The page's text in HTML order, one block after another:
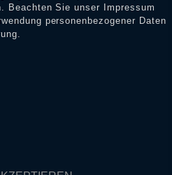
Beachten Sie unser
Impressum
personenbezogener Daten
.